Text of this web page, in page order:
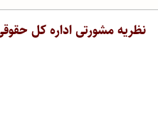
نظریه مشورتی اداره کل